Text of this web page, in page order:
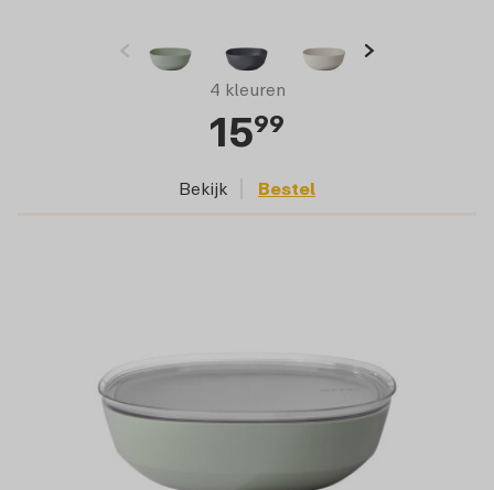
4 kleuren
1599
Bekijk Bestel